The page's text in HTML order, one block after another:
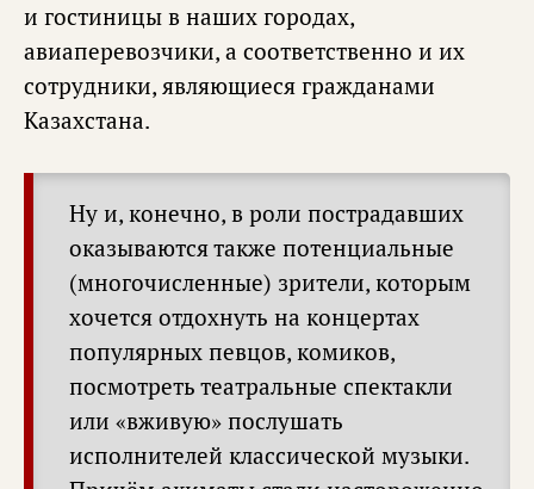
и гостиницы в наших городах,
авиаперевозчики, а соответственно и их
сотрудники, являющиеся гражданами
Казахстана.
Ну и, конечно, в роли пострадавших
оказываются также потенциальные
(многочисленные) зрители, которым
хочется отдохнуть на концертах
популярных певцов, комиков,
посмотреть театральные спектакли
или «вживую» послушать
исполнителей классической музыки.